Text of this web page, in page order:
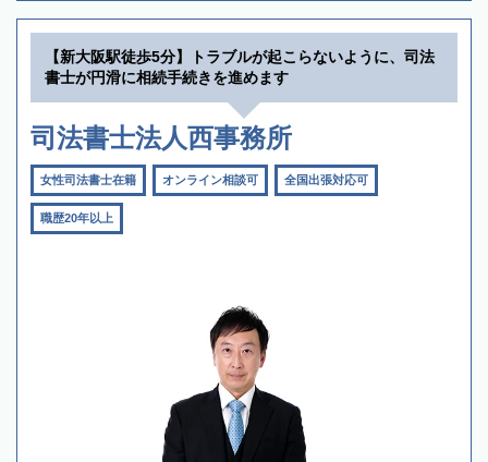
【新大阪駅徒歩5分】トラブルが起こらないように、司法
書士が円滑に相続手続きを進めます
司法書士法人西事務所
女性司法書士在籍 オンライン相談可 全国出張対応可
職歴20年以上